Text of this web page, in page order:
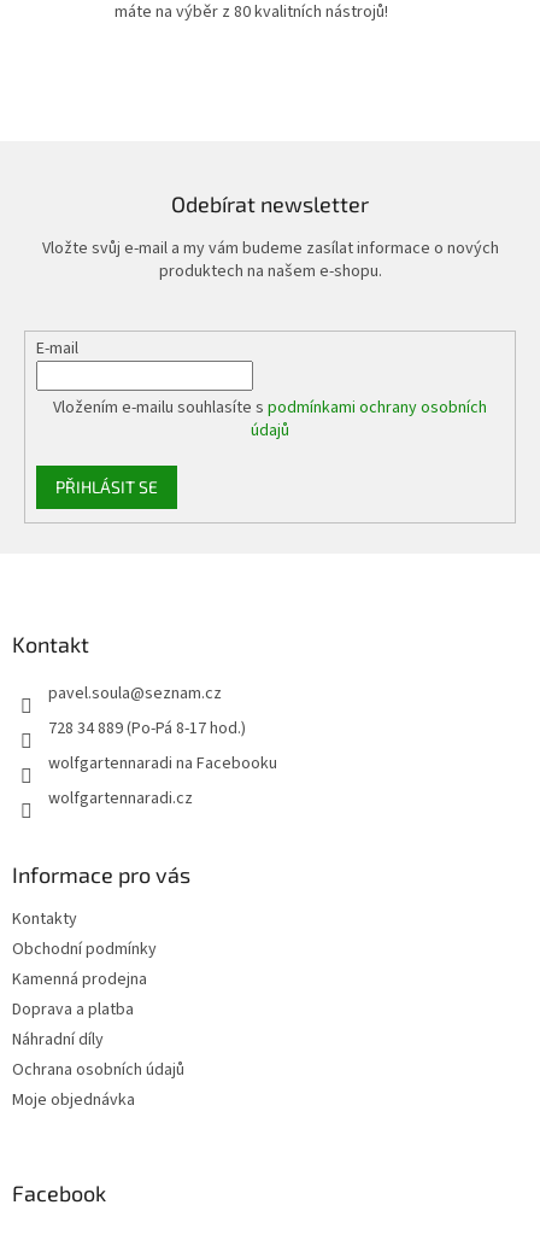
i
máte na výběr z 80 kvalitních nástrojů!
Odebírat newsletter
Vložte svůj e-mail a my vám budeme zasílat informace o nových
produktech na našem e-shopu.
E-mail
Vložením e-mailu souhlasíte s podmínkami ochrany osobních
údajů
PŘIHLÁSIT SE
Kontakt
pavel.soula@seznam.cz
728 34 889 (Po-Pá 8-17 hod.)
wolfgartennaradi na Facebooku
wolfgartennaradi.cz
Informace pro vás
Kontakty
Obchodní podmínky
Kamenná prodejna
Doprava a platba
Náhradní díly
Ochrana osobních údajů
Moje objednávka
Facebook